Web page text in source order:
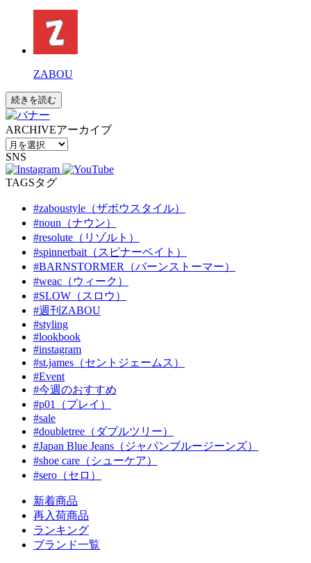
ZABOU
続きを読む
ARCHIVEアーカイブ
SNS
TAGSタグ
#zaboustyle（ザボウスタイル）
#noun（ナウン）
#resolute（リゾルト）
#spinnerbait（スピナーベイト）
#BARNSTORMER（バーンストーマー）
#weac（ウィーク）
#SLOW（スロウ）
#週刊ZABOU
#styling
#lookbook
#instagram
#st.james（セントジェームス）
#Event
#今週のおすすめ
#p01（プレイ）
#sale
#doubletree（ダブルツリー）
#Japan Blue Jeans（ジャパンブルージーンズ）
#shoe care（シューケア）
#sero（セロ）
新着商品
再入荷商品
ランキング
ブランド一覧